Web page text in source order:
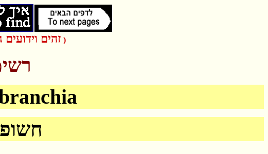
זהים )
9